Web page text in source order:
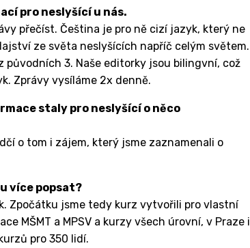
pro neslyšící u nás.
přečíst. Čeština je pro ně cizí jazyk, který ne
ze světa neslyšících napříč celým světem.
3. Naše editorky jsou bilingvní, což
Zprávy vysíláme 2x denně.
staly pro neslyšící o něco
o tom i zájem, který jsme zaznamenali o
více popsat?
Zpočátku jsme tedy kurz vytvořili pro vlastní
MŠMT a MPSV a kurzy všech úrovní, v Praze i
pro 350 lidí.